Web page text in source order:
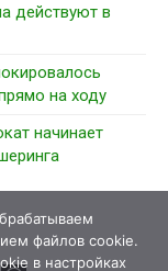
действуют в
на ходу
начинает
файлов cookie.
в настройках